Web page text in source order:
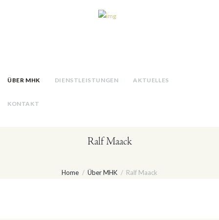
ÜBER MHK DIENSTLEISTUNGEN AKTUELLES
KONTAKT
Ralf Maack
Home Über MHK Ralf Maack